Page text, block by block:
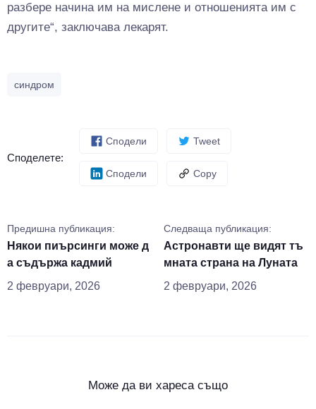
разбере начина им на мислене и отношенията им с
другите“, заключава лекарят.
синдром
Споделете:
Сподели Tweet
Сподели Copy
Предишна публикация:
Някои пиърсинги може д
а съдържа кадмий
2 февруари, 2026
Следваща публикация:
Астронавти ще видят тъ
мната страна на Луната
2 февруари, 2026
Може да ви хареса също